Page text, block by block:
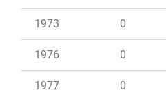
1973 0
1976 0
1977 0